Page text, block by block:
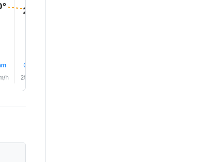
h
20.0°
0.1 mm
25.0 km/h